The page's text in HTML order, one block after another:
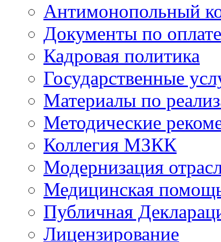
Антимонопольный
Документы по
Кадровая политика
Государственные
Материалы по
Методические
Коллегия МЗКК
Модернизация
Медицинская
Публичная
Лицензирование